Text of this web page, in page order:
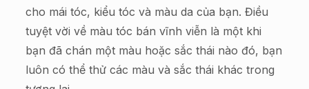
cho mái tóc, kiểu tóc và màu da của bạn. Điều
tuyệt vời về màu tóc bán vĩnh viễn là một khi
bạn đã chán một màu hoặc sắc thái nào đó, bạn
luôn có thể thử các màu và sắc thái khác trong